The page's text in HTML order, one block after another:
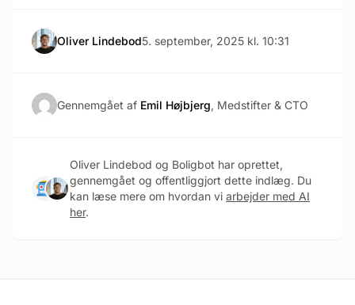
Oliver Lindebod5. september, 2025 kl. 10:31
Gennemgået af Emil Højbjerg, Medstifter & CTO
Oliver Lindebod og Boligbot har oprettet,
gennemgået og offentliggjort dette indlæg. Du
kan læse mere om hvordan vi arbejder med AI
her.